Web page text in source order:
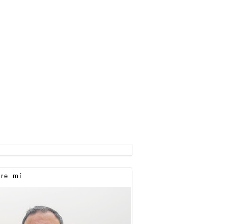
mí